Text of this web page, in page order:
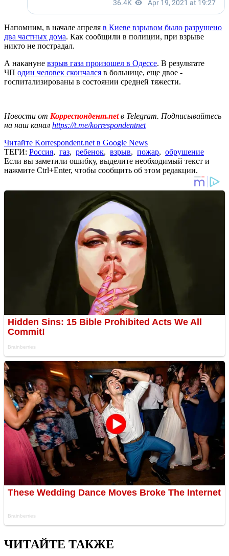
Напомним, в начале апреля в Киеве взрывом было разрушено
два частных дома. Как сообщили в полиции, при взрыве
никто не пострадал.
А накануне взрыв газа произошел в Одессе. В результате
ЧП один человек скончался в больнице, еще двое -
госпитализированы в состоянии средней тяжести.
Новости от Корреспондент.netв Telegram. Подписывайтесь
на наш канал https://t.me/korrespondentnet
Читайте Korrespondent.net в Google News
ТЕГИ: Россия, газ, ребенок, взрыв, пожар, обрушение
Если вы заметили ошибку, выделите необходимый текст и
нажмите Ctrl+Enter, чтобы сообщить об этом редакции.
ЧИТАЙТЕ ТАКЖЕ